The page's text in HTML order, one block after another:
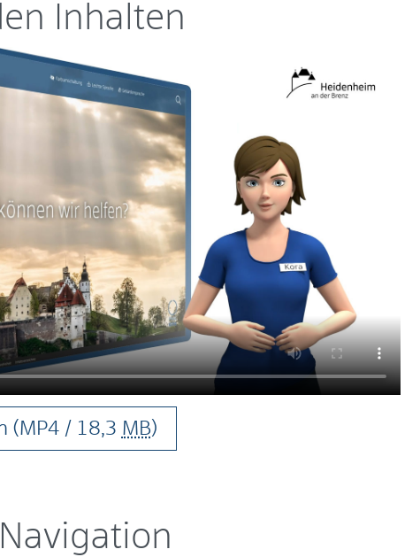
Inhalten
(MP4 / 18,3 MB)